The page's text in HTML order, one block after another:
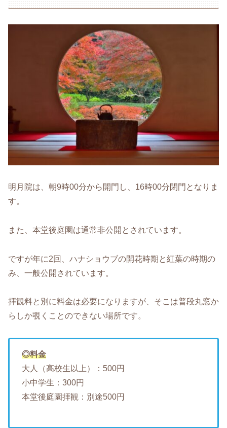
明月院は、朝9時00分から開門し、16時00分閉門となりま
す。
また、本堂後庭園は通常非公開とされています。
ですが年に2回、ハナショウブの開花時期と紅葉の時期の
み、一般公開されています。
拝観料と別に料金は必要になりますが、そこは普段丸窓か
らしか覗くことのできない場所です。
◎料金
大人（高校生以上）：500円
小中学生：300円
本堂後庭園拝観：別途500円